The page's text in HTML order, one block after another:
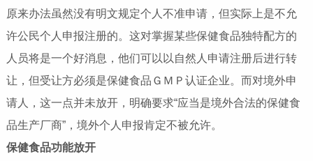
原来办法虽然没有明文规定个人不准申请，但实际上是不允
许公民个人申报注册的。这对掌握某些保健食品独特配方的
人员将是一个好消息，他们可以以自然人申请注册后进行转
让，但受让方必须是保健食品ＧＭＰ认证企业。而对境外申
请人，这一点并未放开，明确要求“应当是境外合法的保健食
品生产厂商”，境外个人申报肯定不被允许。
保健食品功能放开